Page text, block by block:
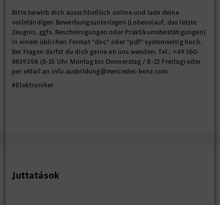
Bitte bewirb dich ausschließlich online und lade deine
vollständigen Bewerbungsunterlagen (Lebenslauf, das letzte
Zeugnis, ggfs. Bescheinigungen oder Praktikumsbestätigungen)
in einem üblichen Format "doc" oder "pdf" systemseitig hoch.
Bei Fragen darfst du dich gerne an uns wenden: Tel.: +49 160-
8619356 (8-15 Uhr Montag bis Donnerstag / 8-12 Freitag) oder
per eMail an info.ausbildung@mercedes-benz.com
#Elektroniker
Juttatások